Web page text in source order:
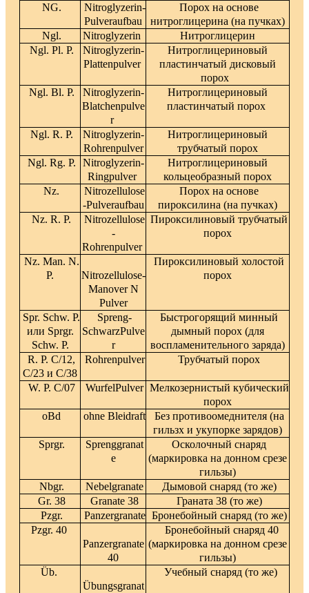
NG.
Nitroglyzerin-
Pulveraufbau
Порох на основе
нитроглицерина (на пучках)
Ngl.
Nitroglyzerin
Нитроглицерин
Ngl. Pl. P.
Nitroglyzerin-
Plattenpulver
Нитроглицериновый
пластинчатый дисковый
порох
Ngl. Bl. P.
Nitroglyzerin-
Blatchenpulve
r
Нитроглицериновый
пластинчатый порох
Ngl. R. P.
Nitroglyzerin-
Rohrenpulver
Нитроглицериновый
трубчатый порох
Ngl. Rg. P.
Nitroglyzerin-
Ringpulver
Нитроглицериновый
кольцеобразный порох
Nz.
Nitrozellulose
-Pulveraufbau
Порох на основе
пироксилина (на пучках)
Nz. R. P.
Nitrozellulose
-
Rohrenpulver
Пироксилиновый трубчатый
порох
Nz. Man. N.
P.
Nitrozellulose-
Manover N
Pulver
Пироксилиновый холостой
порох
Spr. Schw. P.
или Sprgr.
Schw. P.
Spreng-
SchwarzPulve
r
Быстрогорящий минный
дымный порох (для
воспламенительного заряда)
R. P. C/12,
C/23 и C/38
Rohrenpulver Трубчатый порох
W. P. C/07 WurfelPulver Мелкозернистый кубический
порох
oBd
ohne Bleidraft
Без противоомеднителя (на
гильзх и укупорке зарядов)
Sprgr.
Sprenggranat
e
Осколочный снаряд
(маркировка на донном срезе
гильзы)
Nbgr.
Nebelgranate
Дымовой снаряд (то же)
Gr. 38
Granate 38
Граната 38 (то же)
Pzgr.
Panzergranate Бронебойный снаряд (то же)
Pzgr. 40
Panzergranate
40
Бронебойный снаряд 40
(маркировка на донном срезе
гильзы)
Üb.
Übungsgranat
Учебный снаряд (то же)